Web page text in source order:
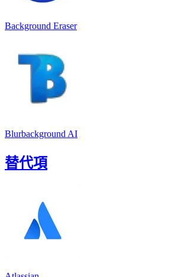
Background Eraser
Blurbackground AI
替代項